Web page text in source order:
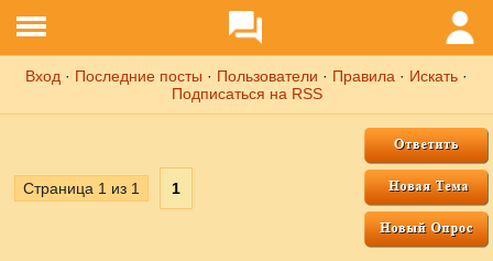
Вход · Последние посты · Пользователи · Правила · Искать ·
Подписаться на RSS
Страница 1 из 1 1